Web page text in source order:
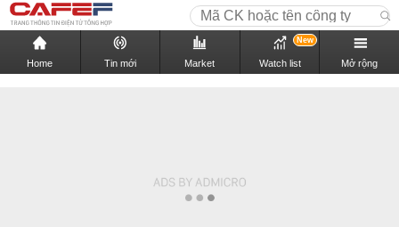
Home Tin mới Market Watch list
New
Mở rộng